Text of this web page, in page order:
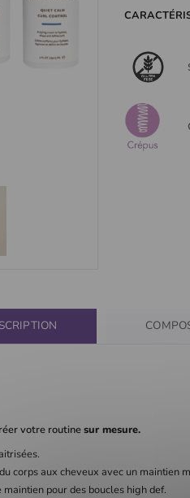
votre routinesur mesure.
corps aux cheveux avec un maintien
pour des boucles high def.